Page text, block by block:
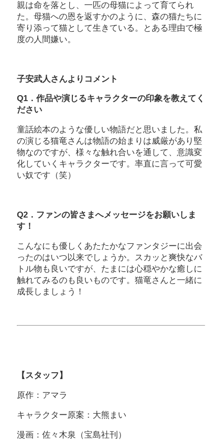
親は命を落とし、一匹の母猫によって育てられ
た。母猫への恩を返すかのように、森の猫たちに
寄り添って猫として生きている。とある理由で極
度の人間嫌い。
子安武人さんよりコメント
Q1．作品や演じるキャラクターの印象を教えてく
ださい
童話絵本のような優しい物語だと思いました。私
の演じる猫竜さんは物語の始まりは威厳があり堅
物なのですが、様々な触れ合いを通して、意識変
化していくキャラクターです。率直に言って可愛
い奴です（笑）
Q2．ファンの皆さまへメッセージをお願いしま
す！
こんなにも優しくあたたかなファンタジーに出会
ったのはいつ以来でしょうか。スカッと爽快なバ
トル物も良いですが、たまには心穏やかな癒しに
触れてみるのも良いものです。猫竜さんと一緒に
成長しましょう！
【スタッフ】
原作：アマラ
キャラクター原案：大熊まい
漫画：佐々木泉（宝島社刊）